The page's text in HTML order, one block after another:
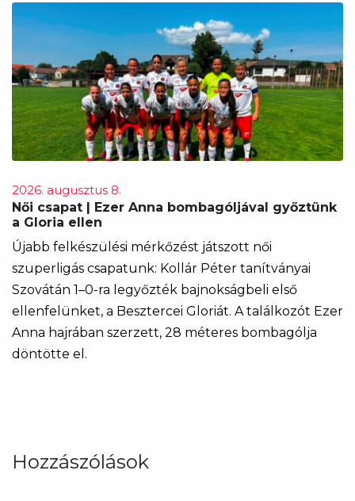
2026. augusztus 8.
Női csapat | Ezer Anna bombagóljával győztünk
a Gloria ellen
Újabb felkészülési mérkőzést játszott női
szuperligás csapatunk: Kollár Péter tanítványai
Szovátán 1–0-ra legyőzték bajnokságbeli első
ellenfelünket, a Besztercei Gloriát. A találkozót Ezer
Anna hajrában szerzett, 28 méteres bombagólja
döntötte el.
Hozzászólások